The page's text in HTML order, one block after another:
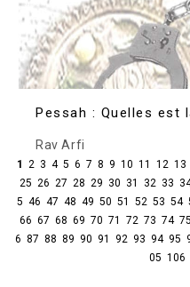
Pessah : Quelles est
Rav Arfi
1 2 3 4 5 6 7 8 9 10 11 12 13
25 26 27 28 29 30 31 32 33
5 46 47 48 49 50 51 52 53 54
66 67 68 69 70 71 72 73 74 75
6 87 88 89 90 91 92 93 94 95
05 106